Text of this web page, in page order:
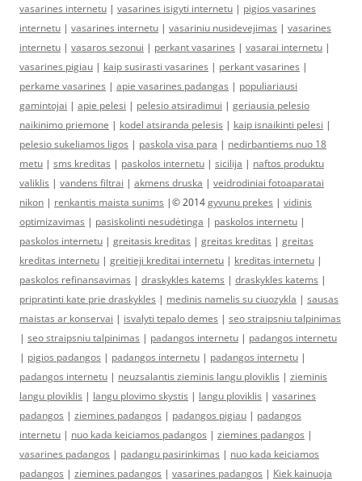
vasarines internetu | vasarines isigyti internetu | pigios vasarines
internetu | vasarines internetu | vasariniu nusidevejimas | vasarines
internetu | vasaros sezonui | perkant vasarines | vasarai internetu |
vasarines pigiau | kaip susirasti vasarines | perkant vasarines |
perkame vasarines | apie vasarines padangas | populiariausi
gamintojai | apie pelesi | pelesio atsiradimui | geriausia pelesio
naikinimo priemone | kodel atsiranda pelesis | kaip isnaikinti pelesi |
pelesio sukeliamos ligos | paskola visa para | nedirbantiems nuo 18
metu | sms kreditas | paskolos internetu | sicilija | naftos produktu
valiklis | vandens filtrai | akmens druska | veidrodiniai fotoaparatai
nikon | renkantis maista sunims |© 2014gyvunu prekes | vidinis
optimizavimas | pasiskolinti nesudėtinga | paskolos internetu |
paskolos internetu | greitasis kreditas | greitas kreditas | greitas
kreditas internetu | greitieji kreditai internetu | kreditas internetu |
paskolos refinansavimas | draskykles katems | draskykles katems |
pripratinti kate prie draskykles | medinis namelis su ciuozykla | sausas
maistas ar konservai | isvalyti tepalo demes | seo straipsniu talpinimas
| seo straipsniu talpinimas | padangos internetu | padangos internetu
| pigios padangos | padangos internetu | padangos internetu |
padangos internetu | neuzsalantis zieminis langu ploviklis | zieminis
langu ploviklis | langu plovimo skystis | langu ploviklis | vasarines
padangos | ziemines padangos | padangos pigiau | padangos
internetu | nuo kada keiciamos padangos | ziemines padangos |
vasarines padangos | padangu pasirinkimas | nuo kada keiciamos
padangos | ziemines padangos | vasarines padangos | Kiek kainuoja